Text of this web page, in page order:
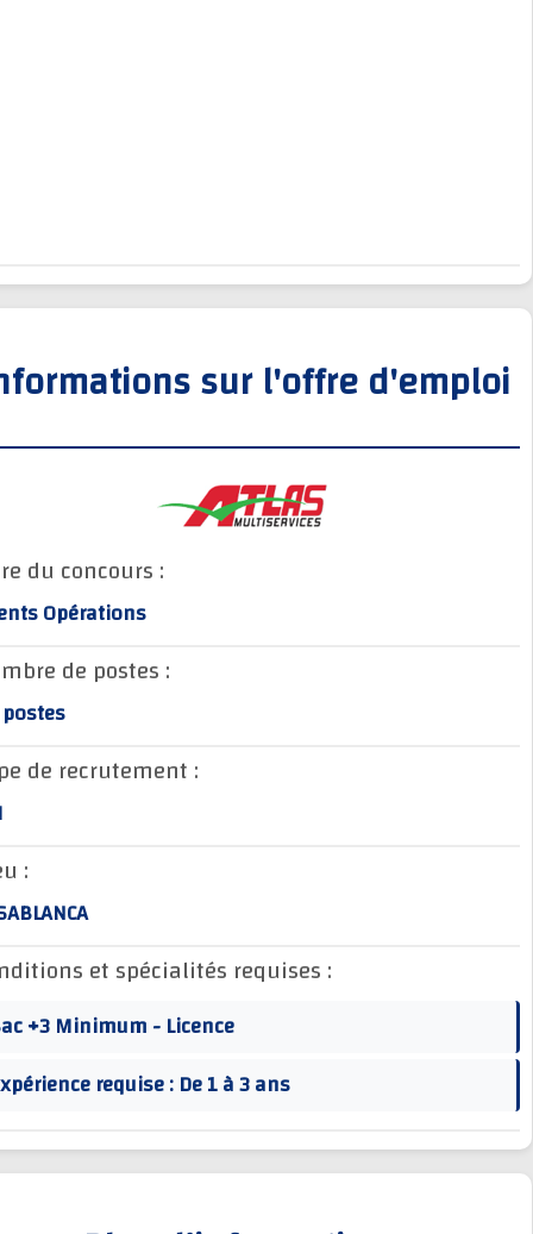
Informations sur l'offre
Titre du concours :
Agents Opérations
Nombre de postes :
22 postes
Type de recrutement :
Lieu :
CASABLANCA
Conditions et spécialités requises :
Bac +3 Minimum - Licence
Expérience requise : De 1 à 3 ans